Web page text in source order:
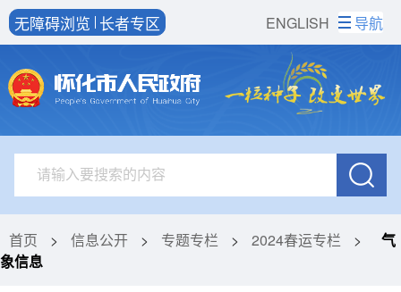
ENGLISH
无障碍浏览 长者专区 导航
首页 > 信息公开 > 专题专栏 > 2024春运专栏 >
气
象信息